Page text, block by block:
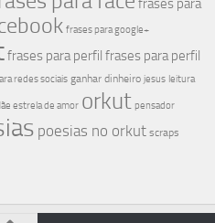
frases para
frases para google+
frases para perfil frases para perfil
redes sociais ganhar dinheiro jesus leitura
estrela de amor orkut pensador
poesias no orkut scraps